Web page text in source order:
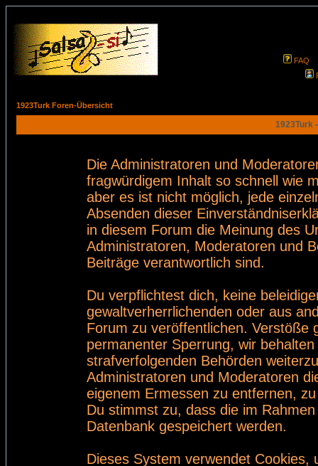
FAQ
1923Turk Foren-Übersicht
1923Turk
Die Administratoren und
fragwürdigem Inhalt so schnell wie
aber es ist nicht möglich, jede
Absenden dieser
in diesem Forum die Meinung des
Administratoren, Moderatoren und
Beiträge verantwortlich sind.
Du verpflichtest dich, keine
gewaltverherrlichenden oder aus
Forum zu veröffentlichen. Verstöße
permanenter Sperrung, wir
strafverfolgenden Behörden
Administratoren und Moderatoren
eigenem Ermessen zu entfernen,
Du stimmst zu, dass die im
Datenbank gespeichert werden.
Dieses System verwendet